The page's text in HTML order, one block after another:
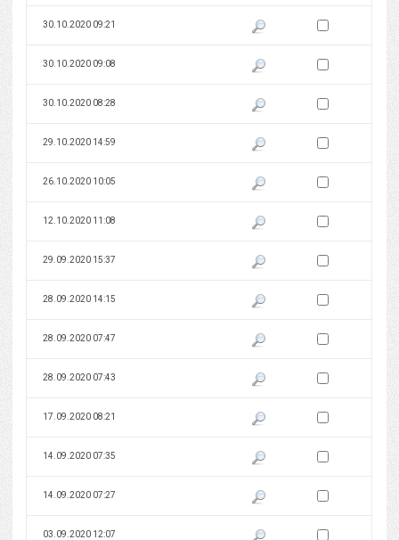
30.10.2020 09:21 Pokaż podgląd wersji z dnia
Zaznacz wersję do
30.10.2020 09:08 Pokaż podgląd wersji z dnia
Zaznacz wersję do
30.10.2020 08:28 Pokaż podgląd wersji z dnia
Zaznacz wersję do
29.10.2020 14:59 Pokaż podgląd wersji z dnia
Zaznacz wersję do
26.10.2020 10:05 Pokaż podgląd wersji z dnia
Zaznacz wersję do
12.10.2020 11:08 Pokaż podgląd wersji z dnia
Zaznacz wersję do
29.09.2020 15:37 Pokaż podgląd wersji z dnia
Zaznacz wersję do
28.09.2020 14:15 Pokaż podgląd wersji z dnia
Zaznacz wersję do
28.09.2020 07:47 Pokaż podgląd wersji z dnia
Zaznacz wersję do
28.09.2020 07:43 Pokaż podgląd wersji z dnia
Zaznacz wersję do
17.09.2020 08:21 Pokaż podgląd wersji z dnia
Zaznacz wersję do
14.09.2020 07:35 Pokaż podgląd wersji z dnia
Zaznacz wersję do
14.09.2020 07:27 Pokaż podgląd wersji z dnia
Zaznacz wersję do
03.09.2020 12:07 Pokaż podgląd wersji z dnia
Zaznacz wersję do